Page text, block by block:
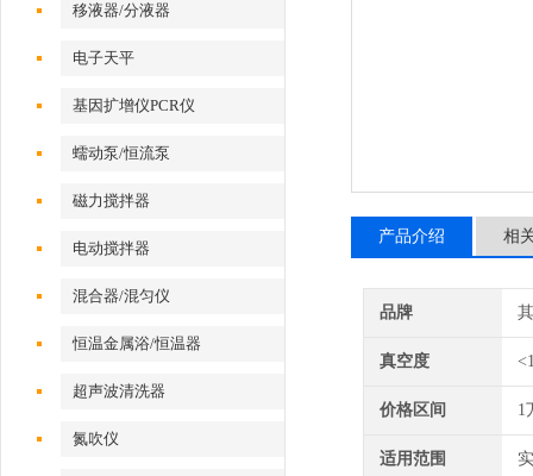
移液器/分液器
电子天平
基因扩增仪PCR仪
蠕动泵/恒流泵
磁力搅拌器
电动搅拌器
混合器/混匀仪
恒温金属浴/恒温器
超声波清洗器
氮吹仪
产品介绍 相
品牌
真空度
价格区间 1
适用范围